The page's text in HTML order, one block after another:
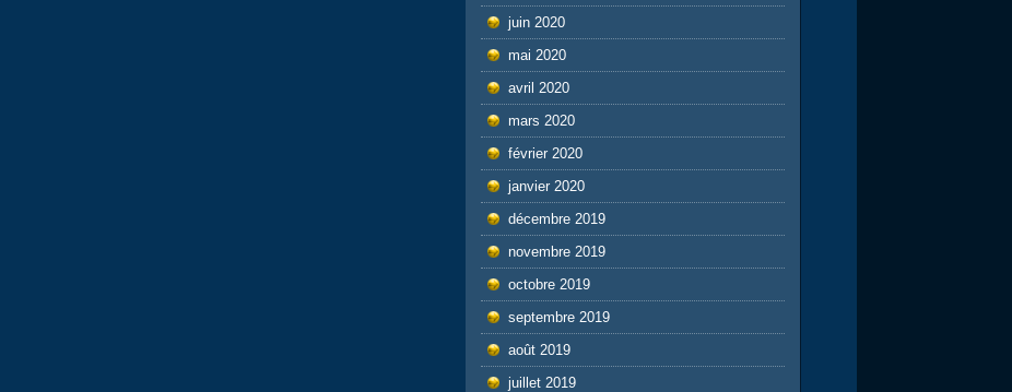
juin 2020
mai 2020
avril 2020
mars 2020
février 2020
janvier 2020
décembre 2019
novembre 2019
octobre 2019
septembre 2019
août 2019
juillet 2019